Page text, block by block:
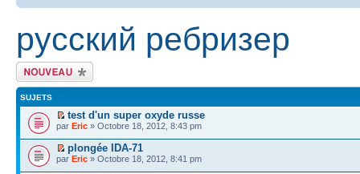
русский ребризер
Écrire un nouveau
sujet
SUJETS
test d'un super oxyde russe
par Eric » Octobre 18, 2012, 8:43 pm
plongée IDA-71
par Eric » Octobre 18, 2012, 8:41 pm